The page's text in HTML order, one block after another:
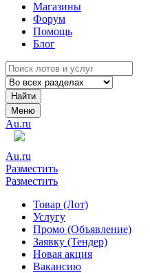
Магазины
Форум
Помощь
Блог
Найти
Меню
Au.ru
Au.ru
Разместить
Разместить
Товар (Лот)
Услугу
Промо (Объявление)
Заявку (Тендер)
Новая акция
Вакансию